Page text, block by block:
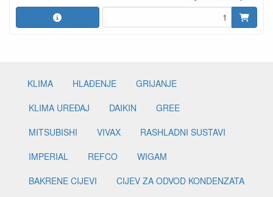
KLIMA HLAĐENJE
GRIJANJE
KLIMA UREĐAJ
DAIKIN
GREE
MITSUBISHI
VIVAX
RASHLADNI SUSTAVI
IMPERIAL
REFCO
WIGAM
BAKRENE CIJEVI
CIJEV ZA ODVOD KONDENZATA